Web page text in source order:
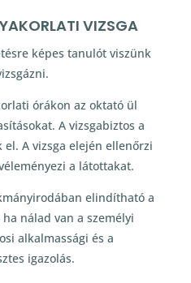
VIZSGA
képes tanulót viszünk
órákon az oktató ül
A vizsgabiztos a
A vizsga elején ellenőrzi
a látottakat.
elindítható a
nálad van a személyi
alkalmassági és a
igazolás.